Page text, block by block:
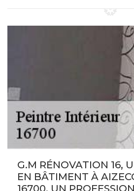
G.M RÉNOVATION 16,
EN BÂTIMENT À
16700, UN